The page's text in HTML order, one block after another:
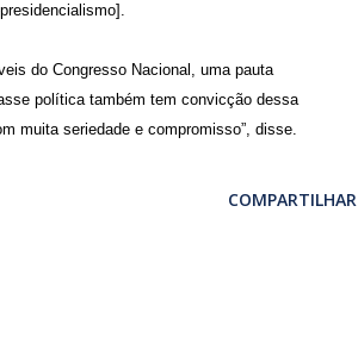
do Congresso Nacional, uma pauta
política também tem convicção dessa
muita seriedade e compromisso”, disse.
COMPARTILHAR